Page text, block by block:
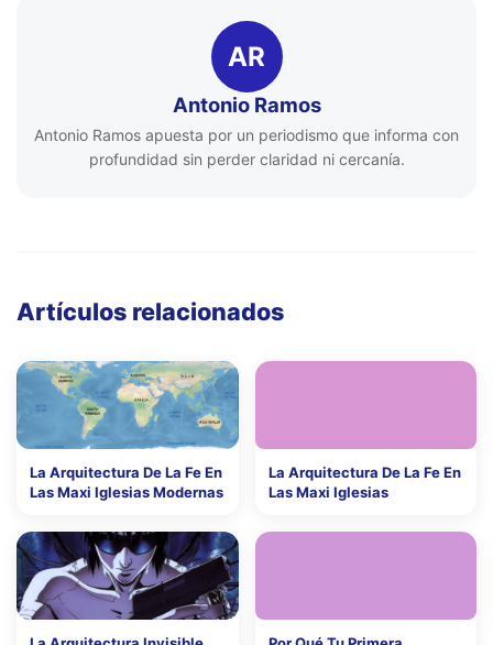
AR
Antonio Ramos
Antonio Ramos apuesta por un periodismo que informa con
profundidad sin perder claridad ni cercanía.
Artículos relacionados
La Arquitectura De La Fe En
Las Maxi Iglesias Modernas
La Arquitectura De La Fe En
Las Maxi Iglesias